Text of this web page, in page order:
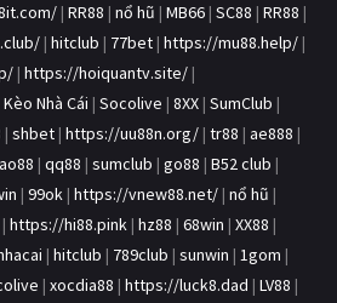
| RR88 | nổ hũ | MB66 | SC88 | RR88 |
| hitclub | 77bet | https://mu88.help/ |
| https://hoiquantv.site/ |
Kèo Nhà Cái | Socolive | 8XX | SumClub |
| shbet | https://uu88n.org/ | tr88 | ae888 |
ao88 | qq88 | sumclub | go88 | B52 club |
| 99ok | https://vnew88.net/ | nổ hũ |
| https://hi88.pink | hz88 | 68win | XX88 |
| hitclub | 789club | sunwin | 1gom |
| xocdia88 | https://luck8.dad | LV88 |